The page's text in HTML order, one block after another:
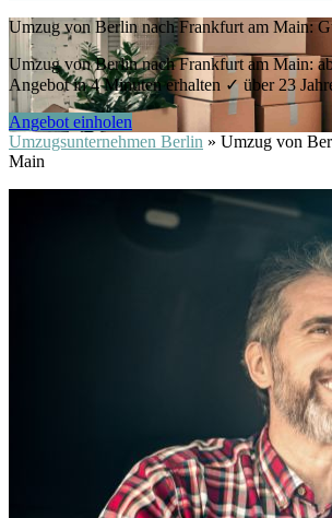
Umzug von Berlin nach Frankfurt am Main:
Umzug von Berlin nach Frankfurt am Main:
Angebot in 4 Minuten erhalten ✓ über 23
Angebot einholen
Umzugsunternehmen Berlin » Umzug von
Main